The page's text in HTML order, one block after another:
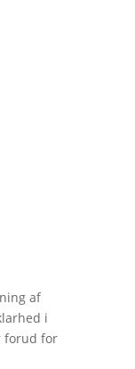
af
i
forud for